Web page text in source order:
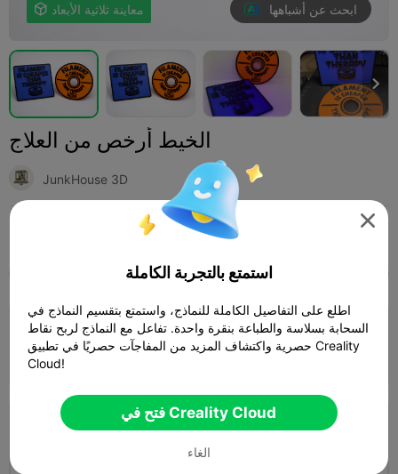
 معاينة ثلاثية الأبعاد ابحث عن أشباهها

الخيط أرخص من العلاج
JunkHouse 3D
إضافة أخرى
K2 Plus K2 Pro K2
طبقة 0.2 مم، جداران، حشو 10% العلاج الدائري
المؤلف  52m 02s 1 plates 20.91g
طبقة 0.2 مم، جداران، حشو 15%
01h 06m

استمتع بالتجربة الكاملة
اطلع على التفاصيل الكاملة للنماذج، واستمتع بتقسيم النماذج في
السحابة بسلاسة والطباعة بنقرة واحدة. تفاعل مع النماذج لربح نقاط
حصرية واكتشاف المزيد من المفاجآت حصريًا في تطبيق Creality
Cloud!
فتح في Creality Cloud
الغاء